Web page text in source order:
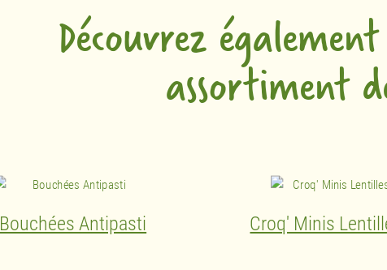
Découvrez
assortiment
Bouchées Antipasti Croq' Minis